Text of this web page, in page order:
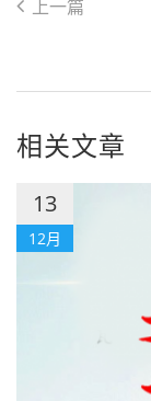
上一篇
相关文章
13
12月